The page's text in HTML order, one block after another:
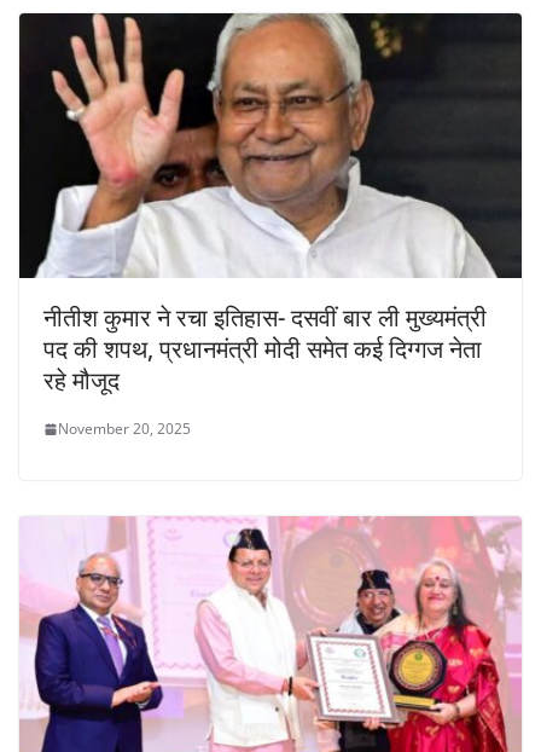
नीतीश कुमार ने रचा इतिहास- दसवीं बार ली मुख्यमंत्री
पद की शपथ, प्रधानमंत्री मोदी समेत कई दिग्गज नेता
रहे मौजूद
November 20, 2025